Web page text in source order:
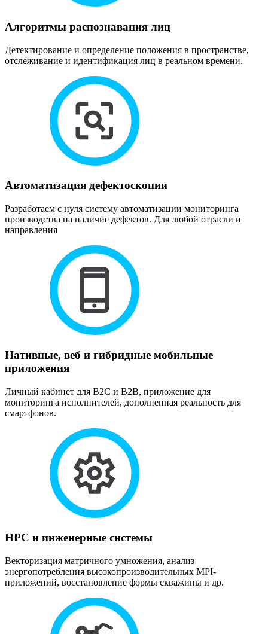
Алгоритмы распознавания лиц
Детектирование и определение положения в пространстве,
отслеживание и идентификация лиц в реальном времени.
Автоматизация дефектоскопии
Разработаем с нуля систему автоматизации мониторинга
производства на наличие дефектов. Для любой отрасли и
направления
Нативные, веб и гибридные мобильные
приложения
Личный кабинет для B2C и B2B, приложение для
мониторинга исполнителей, дополненная реальность для
смартфонов.
HPC и инженерные системы
Векторизация матричного умножения, анализ
энергопотребления высокопроизводительных MPI-
приложений, восстановление формы скважины и др.